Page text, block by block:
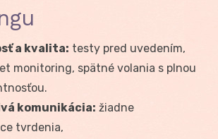
a kvalita: testy pred uvedením,
monitoring, spätné volania s plnou
komunikácia: žiadne
tvrdenia,